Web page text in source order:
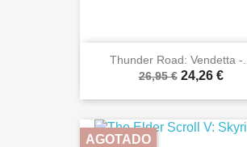
Thunder Road: Vendetta -...
26,95 € 24,26 €
AGOTADO